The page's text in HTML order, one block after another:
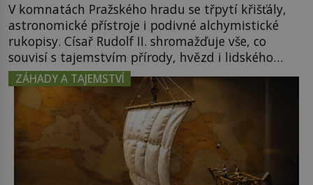
V komnatách Pražského hradu se třpytí křišťály,
astronomické přístroje i podivné alchymistické
rukopisy. Císař Rudolf II. shromažďuje vše, co
souvisí s tajemstvím přírody, hvězd i lidského
poznání. Jenže po jeho smrti se jeho slavné sbírky
začínají rozpadat a část z nich mizí navždy. Kdo
odnesl nejvzácnější knihy? A existují ještě někde
zapomenuté rukopisy, které nikdo […]
ZÁHADY A TAJEMSTVÍ